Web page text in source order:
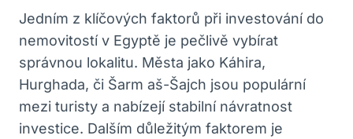
Jedním z klíčových faktorů při investování do
nemovitostí v ​Egyptě je⁢ pečlivě vybírat
správnou lokalitu. Města jako Káhira,
⁤Hurghada, či Šarm⁢ aš-Šajch jsou populární
mezi turisty a nabízejí stabilní návratnost
‍investice. ‌Dalším důležitým faktorem je